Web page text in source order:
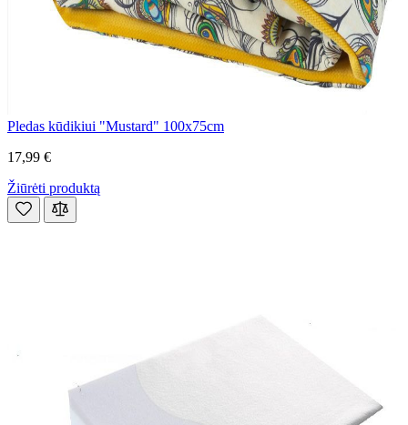
Pledas kūdikiui "Mustard" 100x75cm
17,99 €
Žiūrėti produktą